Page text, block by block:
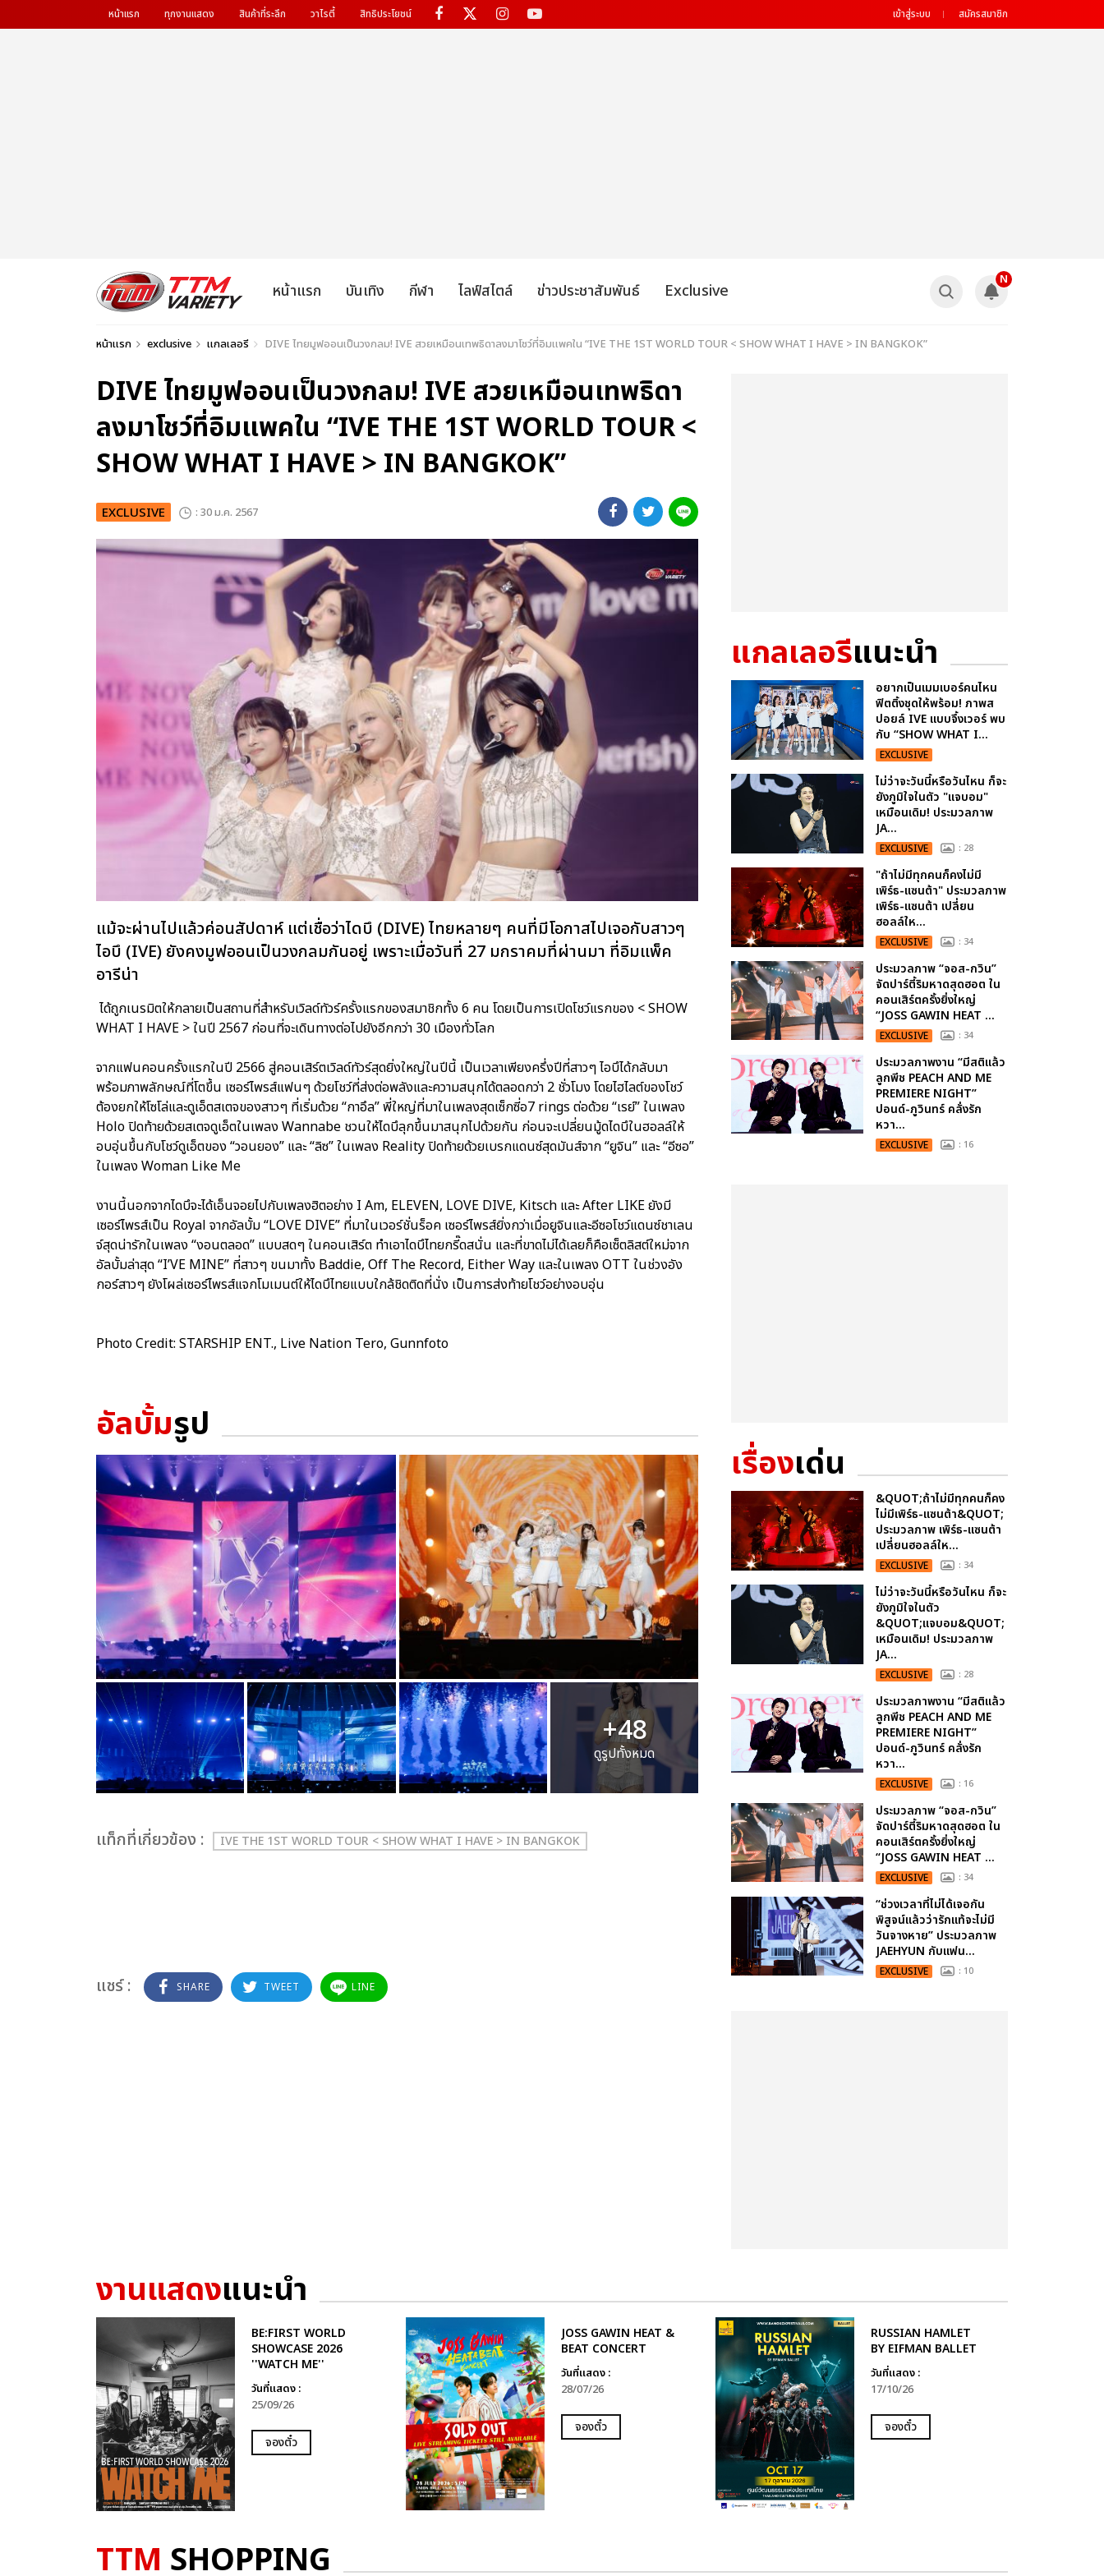
หน้าแรก ทุกงานแสดง สินค้าที่ระลึก วาไรตี้ สิทธิประโยชน์ เข้าสู่ระบบ สมัครสมาชิก
หน้าแรก บันเทิง กีฬา ไลฟ์สไตล์ ข่าวประชาสัมพันธ์ Exclusive
N
หน้าแรก exclusive แกลเลอรี DIVE ไทยมูฟออนเป็นวงกลม! IVE สวยเหมือนเทพธิดาลงมาโชว์ที่อิมแพคใน “IVE THE 1ST WORLD TOUR < SHOW WHAT I HAVE > IN BANGKOK”
DIVE ไทยมูฟออนเป็นวงกลม! IVE สวยเหมือนเทพธิดา
ลงมาโชว์ที่อิมแพคใน “IVE THE 1ST WORLD TOUR <
SHOW WHAT I HAVE > IN BANGKOK”
EXCLUSIVE : 30 ม.ค. 2567
แม้จะผ่านไปแล้วค่อนสัปดาห์ แต่เชื่อว่าไดบึ (DIVE) ไทยหลายๆ คนที่มีโอกาสไปเจอกับสาวๆ
ไอบึ (IVE) ยังคงมูฟออนเป็นวงกลมกันอยู่ เพราะเมื่อวันที่ 27 มกราคมที่ผ่านมา ที่อิมแพ็ค
อารีน่า
ได้ถูกเนรมิตให้กลายเป็นสถานที่สำหรับเวิลด์ทัวร์ครั้งแรกของสมาชิกทั้ง 6 คน โดยเป็นการเปิดโชว์แรกของ < SHOW
WHAT I HAVE > ในปี 2567 ก่อนที่จะเดินทางต่อไปยังอีกกว่า 30 เมืองทั่วโลก
จากแฟนคอนครั้งแรกในปี 2566 สู่คอนเสิร์ตเวิลด์ทัวร์สุดยิ่งใหญ่ในปีนี้ เป็นเวลาเพียงครึ่งปีที่สาวๆ ไอบึได้กลับมา
พร้อมภาพลักษณ์ที่โตขึ้น เซอร์ไพรส์แฟนๆ ด้วยโชว์ที่ส่งต่อพลังและความสนุกได้ตลอดกว่า 2 ชั่วโมง โดยไฮไลต์ของโชว์
ต้องยกให้โซโล่และดูเอ็ตสเตจของสาวๆ ที่เริ่มด้วย “กาอึล” พี่ใหญ่ที่มาในเพลงสุดเซ็กซี่อ7 rings ต่อด้วย “เรย์” ในเพลง
Holo ปิดท้ายด้วยสเตจดูเอ็ตในเพลง Wannabe ชวนให้ไดบึลุกขึ้นมาสนุกไปด้วยกัน ก่อนจะเปลี่ยนมู้ดไดบึในฮอลล์ให้
อบอุ่นขึ้นกับโชว์ดูเอ็ตของ “วอนยอง” และ “ลิซ” ในเพลง Reality ปิดท้ายด้วยเบรกแดนซ์สุดมันส์จาก “ยูจิน” และ “อีซอ”
ในเพลง Woman Like Me
งานนี้นอกจากไดบึจะได้เอ็นจอยไปกับเพลงฮิตอย่าง I Am, ELEVEN, LOVE DIVE, Kitsch และ After LIKE ยังมี
เซอร์ไพรส์เป็น Royal จากอัลบั้ม “LOVE DIVE” ที่มาในเวอร์ชั่นร็อค เซอร์ไพรส์ยิ่งกว่าเมื่อยูจินและอีซอโชว์แดนซ์ชาเลน
จ์สุดน่ารักในเพลง “งอนตลอด” แบบสดๆ ในคอนเสิร์ต ทำเอาไดบึไทยกรี๊ดสนั่น และที่ขาดไม่ได้เลยก็คือเซ็ตลิสต์ใหม่จาก
อัลบั้มล่าสุด “I’VE MINE” ที่สาวๆ ขนมาทั้ง Baddie, Off The Record, Either Way และในเพลง OTT ในช่วงอัง
กอร์สาวๆ ยังโผล่เซอร์ไพรส์แจกโมเมนต์ให้ไดบึไทยแบบใกล้ชิดติดที่นั่ง เป็นการส่งท้ายโชว์อย่างอบอุ่น
Photo Credit: STARSHIP ENT., Live Nation Tero, Gunnfoto
อัลบั้มรูป
+48
ดูรูปทั้งหมด
เเท็กที่เกี่ยวข้อง : IVE THE 1ST WORLD TOUR < SHOW WHAT I HAVE > IN BANGKOK
แชร์ : SHARE TWEET LINE
แกลเลอรีแนะนำ
อยากเป็นเมมเบอร์คนไหน
ฟิตติ้งชุดให้พร้อม! ภาพส
ปอยล์ IVE แบบจึ้งเวอร์ พบ
กับ “SHOW WHAT I...
EXCLUSIVE
ไม่ว่าจะวันนี้หรือวันไหน ก็จะ
ยังภูมิใจในตัว "แจบอม"
เหมือนเดิม! ประมวลภาพ
JA...
EXCLUSIVE : 28
"ถ้าไม่มีทุกคนก็คงไม่มี
เพิร์ธ-แซนต้า" ประมวลภาพ
เพิร์ธ-แซนต้า เปลี่ยน
ฮอลล์ให...
EXCLUSIVE : 34
ประมวลภาพ “จอส-กวิน”
จัดปาร์ตี้ริมหาดสุดฮอต ใน
คอนเสิร์ตครั้งยิ่งใหญ่
“JOSS GAWIN HEAT ...
EXCLUSIVE : 34
ประมวลภาพงาน “มีสติแล้ว
ลูกพีช PEACH AND ME
PREMIERE NIGHT”
ปอนด์-ภูวินทร์ คลั่งรัก
หวา...
EXCLUSIVE : 16
เรื่องเด่น
&QUOT;ถ้าไม่มีทุกคนก็คง
ไม่มีเพิร์ธ-แซนต้า&QUOT;
ประมวลภาพ เพิร์ธ-แซนต้า
เปลี่ยนฮอลล์ให...
EXCLUSIVE : 34
ไม่ว่าจะวันนี้หรือวันไหน ก็จะ
ยังภูมิใจในตัว
&QUOT;แจบอม&QUOT;
เหมือนเดิม! ประมวลภาพ
JA...
EXCLUSIVE : 28
ประมวลภาพงาน “มีสติแล้ว
ลูกพีช PEACH AND ME
PREMIERE NIGHT”
ปอนด์-ภูวินทร์ คลั่งรัก
หวา...
EXCLUSIVE : 16
ประมวลภาพ “จอส-กวิน”
จัดปาร์ตี้ริมหาดสุดฮอต ใน
คอนเสิร์ตครั้งยิ่งใหญ่
“JOSS GAWIN HEAT ...
EXCLUSIVE : 34
“ช่วงเวลาที่ไม่ได้เจอกัน
พิสูจน์แล้วว่ารักแท้จะไม่มี
วันจางหาย” ประมวลภาพ
JAEHYUN กับแฟน...
EXCLUSIVE : 10
งานแสดงแนะนำ
BE:FIRST WORLD
SHOWCASE 2026
''WATCH ME''
วันที่แสดง :
25/09/26
จองตั๋ว
JOSS GAWIN HEAT &
BEAT CONCERT
วันที่แสดง :
28/07/26
จองตั๋ว
RUSSIAN HAMLET
BY EIFMAN BALLET
วันที่แสดง :
17/10/26
จองตั๋ว
TTM SHOPPING